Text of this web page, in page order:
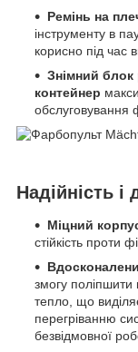
Ремінь на
інструменту в
корисно під час
Знімний блок
контейнер
обслуговування
Надійність і
Міцний
стійкість проти
змогу поліпшити
тепло, що
перегріванню
безвідмовної